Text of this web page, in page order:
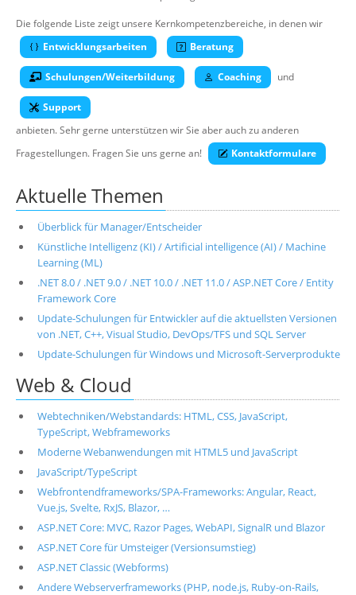
Suche
Die folgende Liste zeigt unsere Kernkompetenzbereiche, in denen wir
Entwicklungsarbeiten
Beratung
Schulungen/Weiterbildung Coaching und
Support
anbieten. Sehr gerne unterstützen wir Sie aber auch zu anderen
Fragestellungen. Fragen Sie uns gerne an!
Kontaktformulare
Aktuelle Themen
Überblick für Manager/Entscheider
Künstliche Intelligenz (KI) / Artificial intelligence (AI) / Machine
Learning (ML)
.NET 8.0 / .NET 9.0 / .NET 10.0 / .NET 11.0 / ASP.NET Core / Entity
Framework Core
Update-Schulungen für Entwickler auf die aktuellsten Versionen
von .NET, C++, Visual Studio, DevOps/TFS und SQL Server
Update-Schulungen für Windows und Microsoft-Serverprodukte
Web & Cloud
Webtechniken/Webstandards: HTML, CSS, JavaScript,
TypeScript, Webframeworks
Moderne Webanwendungen mit HTML5 und JavaScript
JavaScript/TypeScript
Webfrontendframeworks/SPA-Frameworks: Angular, React,
Vue.js, Svelte, RxJS, Blazor, …
ASP.NET Core: MVC, Razor Pages, WebAPI, SignalR und Blazor
ASP.NET Core für Umsteiger (Versionsumstieg)
ASP.NET Classic (Webforms)
Andere Webserverframeworks (PHP, node.js, Ruby-on-Rails,